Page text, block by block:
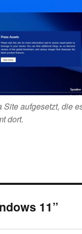
aufgesetzt, die
dort.
11”